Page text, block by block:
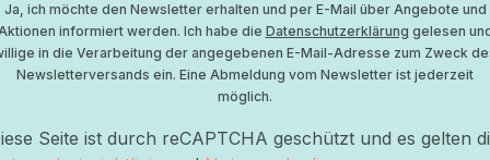
Ja, ich möchte den Newsletter erhalten und per E-Mail über Angebote und
informiert werden. Ich habe die Datenschutzerklärung gelesen
in die Verarbeitung der angegebenen E-Mail-Adresse zum Zweck
Newsletterversands ein. Eine Abmeldung vom Newsletter ist jederzeit
möglich.
Seite ist durch reCAPTCHA geschützt und es gelten